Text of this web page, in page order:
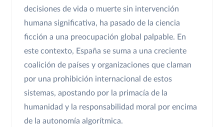
decisiones de vida o muerte sin intervención
humana significativa, ha pasado de la ciencia
ficción a una preocupación global palpable. En
este contexto, España se suma a una creciente
coalición de países y organizaciones que claman
por una prohibición internacional de estos
sistemas, apostando por la primacía de la
humanidad y la responsabilidad moral por encima
de la autonomía algorítmica.